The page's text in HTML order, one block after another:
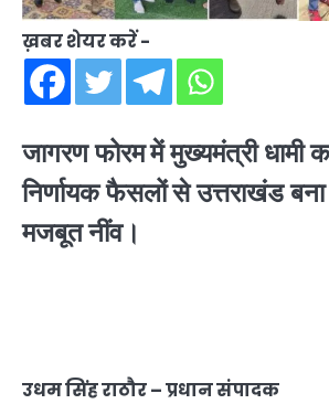
ख़बर शेयर करें -
जागरण फोरम में मुख्यमंत्री
निर्णायक फैसलों से उत्तराखंड बना
मजबूत नींव।
उधम सिंह राठौर – प्रधान संपादक